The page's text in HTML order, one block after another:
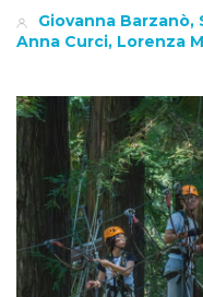
Giovanna
Anna Curci, Lorenza